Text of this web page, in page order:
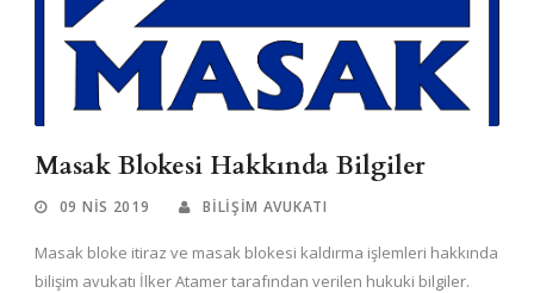
Masak Blokesi Hakkında Bilgiler
09 NIS 2019 BILIŞIM AVUKATI
Masak bloke itiraz ve masak blokesi kaldırma işlemleri hakkında
bilişim avukatı İlker Atamer tarafından verilen hukuki bilgiler.